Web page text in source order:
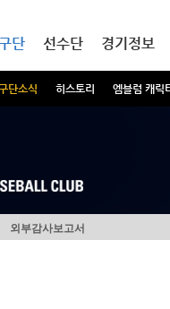
단
단소식 히스토리 엠블럼 캐릭
선수단 경기정보
외부감사보고서